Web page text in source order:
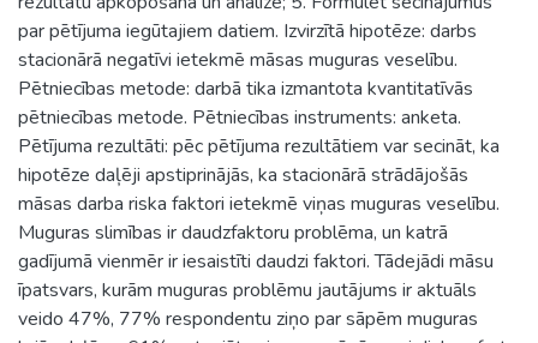
par pētījuma iegūtajiem datiem. Izvirzītā hipotēze: darbs
stacionārā negatīvi ietekmē māsas muguras veselību.
Pētniecības metode: darbā tika izmantota kvantitatīvās
pētniecības metode. Pētniecības instruments: anketa.
Pētījuma rezultāti: pēc pētījuma rezultātiem var secināt, ka
hipotēze daļēji apstiprinājās, ka stacionārā strādājošās
māsas darba riska faktori ietekmē viņas muguras veselību.
Muguras slimības ir daudzfaktoru problēma, un katrā
gadījumā vienmēr ir iesaistīti daudzi faktori. Tādejādi māsu
īpatsvars, kurām muguras problēmu jautājums ir aktuāls
veido 47%, 77% respondentu ziņo par sāpēm muguras